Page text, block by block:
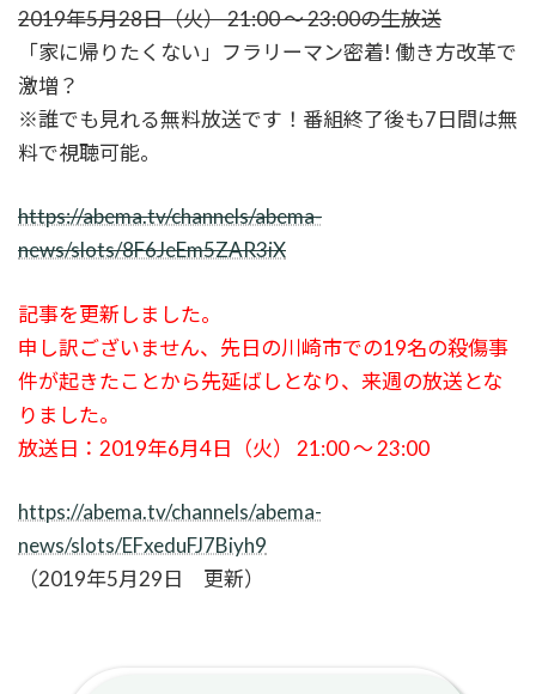
2019年5月28日（火） 21:00 〜 23:00の生放送
「家に帰りたくない」フラリーマン密着! 働き方改革で
激増？
※誰でも見れる無料放送です！番組終了後も7日間は無
料で視聴可能。
https://abema.tv/channels/abema-
news/slots/8F6JeEm5ZAR3iX
記事を更新しました。
申し訳ございません、先日の川崎市での19名の殺傷事
件が起きたことから先延ばしとなり、来週の放送とな
りました。
放送日：2019年6月4日（火） 21:00 〜 23:00
https://abema.tv/channels/abema-
news/slots/EFxeduFJ7Biyh9
（2019年5月29日 更新）